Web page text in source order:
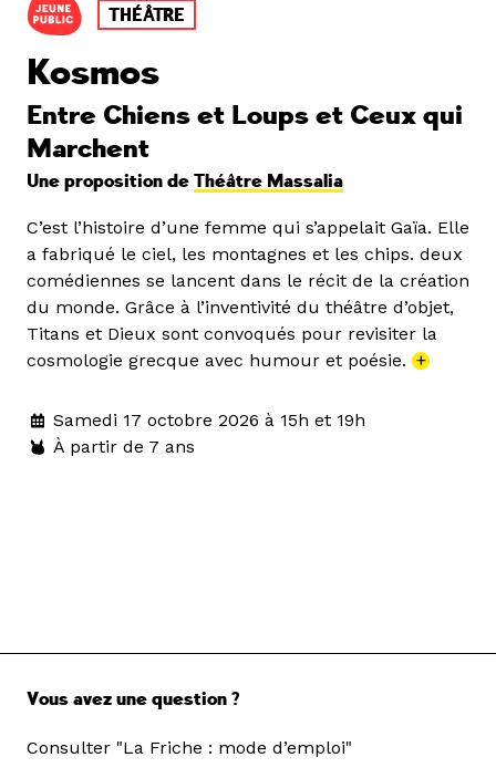
THÉÂTRE
Kosmos
Entre Chiens et Loups et Ceux qui
Marchent
Une proposition de Théâtre Massalia
C’est l’histoire d’une femme qui s’appelait Gaïa. Elle
a fabriqué le ciel, les montagnes et les chips. deux
comédiennes se lancent dans le récit de la création
du monde. Grâce à l’inventivité du théâtre d’objet,
Titans et Dieux sont convoqués pour revisiter la
cosmologie grecque avec humour et poésie. +
Samedi 17 octobre 2026 à 15h et 19h
À partir de 7 ans
Vous avez une question ?
Consulter "La Friche : mode d’emploi"